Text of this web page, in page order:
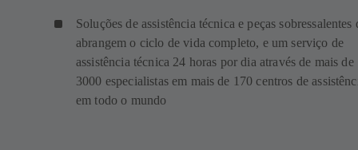
Soluções de assistência técnica e peças sobressalentes
abrangem o ciclo de vida completo, e um serviço de
assistência técnica 24 horas por dia através de mais de
3000 especialistas em mais de 170 centros de
em todo o mundo